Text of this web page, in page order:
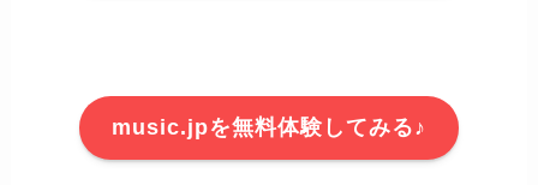
music.jpを無料体験してみる♪